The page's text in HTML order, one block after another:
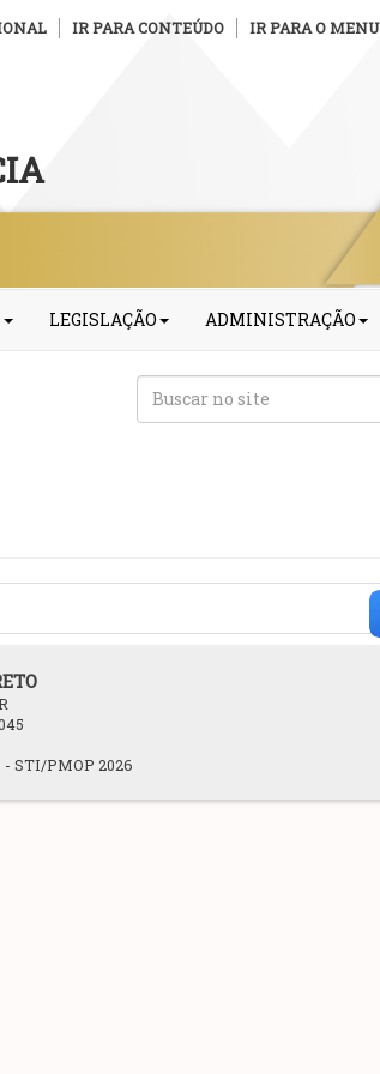
IR PARA CONTEÚDO IR PARA O MENU
LEGISLAÇÃO ADMINISTRAÇÃO
STI/PMOP 2026